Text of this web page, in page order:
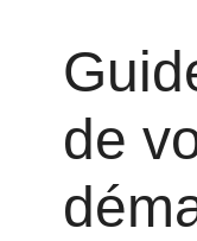
de